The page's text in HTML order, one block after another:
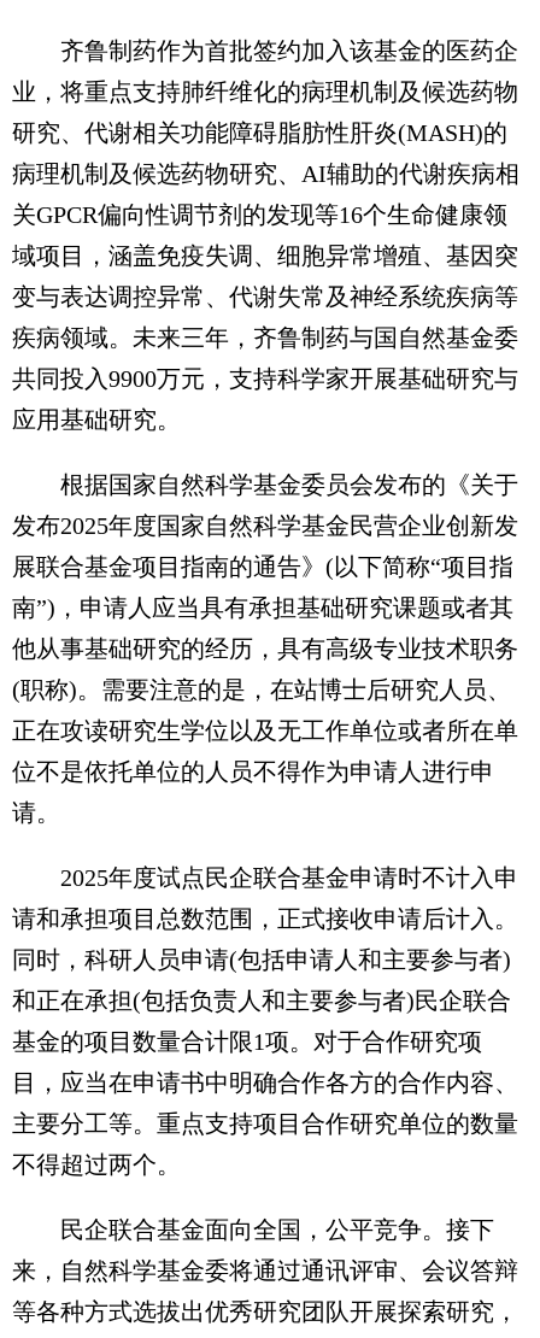
齐鲁制药作为首批签约加入该基金的医药企
业，将重点支持肺纤维化的病理机制及候选药物
研究、代谢相关功能障碍脂肪性肝炎(MASH)的
病理机制及候选药物研究、AI辅助的代谢疾病相
关GPCR偏向性调节剂的发现等16个生命健康领
域项目，涵盖免疫失调、细胞异常增殖、基因突
变与表达调控异常、代谢失常及神经系统疾病等
疾病领域。未来三年，齐鲁制药与国自然基金委
共同投入9900万元，支持科学家开展基础研究与
应用基础研究。
根据国家自然科学基金委员会发布的《关于
发布2025年度国家自然科学基金民营企业创新发
展联合基金项目指南的通告》(以下简称“项目指
南”)，申请人应当具有承担基础研究课题或者其
他从事基础研究的经历，具有高级专业技术职务
(职称)。需要注意的是，在站博士后研究人员、
正在攻读研究生学位以及无工作单位或者所在单
位不是依托单位的人员不得作为申请人进行申
请。
2025年度试点民企联合基金申请时不计入申
请和承担项目总数范围，正式接收申请后计入。
同时，科研人员申请(包括申请人和主要参与者)
和正在承担(包括负责人和主要参与者)民企联合
基金的项目数量合计限1项。对于合作研究项
目，应当在申请书中明确合作各方的合作内容、
主要分工等。重点支持项目合作研究单位的数量
不得超过两个。
民企联合基金面向全国，公平竞争。接下
来，自然科学基金委将通过通讯评审、会议答辩
等各种方式选拔出优秀研究团队开展探索研究，